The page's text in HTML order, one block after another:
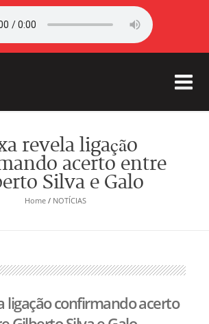
revela ligação
acerto entre
Silva e Galo
Home/ NOTÍCIAS
ligação confirmando acerto